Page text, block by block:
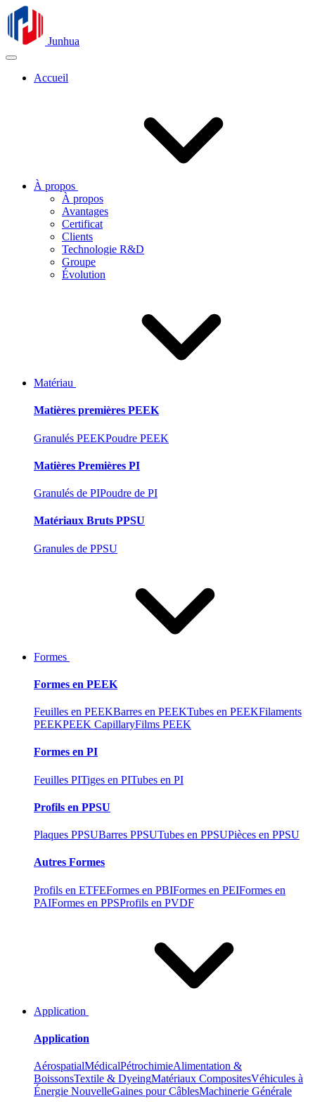
Junhua
Accueil
À propos
À propos
Avantages
Certificat
Clients
Technologie R&D
Groupe
Évolution
Matériau
Matières premières PEEK
Granulés PEEKPoudre PEEK
Matières Premières PI
Granulés de PIPoudre de PI
Matériaux Bruts PPSU
Granules de PPSU
Formes
Formes en PEEK
Feuilles en PEEKBarres en PEEKTubes en PEEKFilaments
PEEKPEEK CapillaryFilms PEEK
Formes en PI
Feuilles PITiges en PITubes en PI
Profils en PPSU
Plaques PPSUBarres PPSUTubes en PPSUPièces en PPSU
Autres Formes
Profils en ETFEFormes en PBIFormes en PEIFormes en
PAIFormes en PPSProfils en PVDF
Application
Application
AérospatialMédicalPétrochimieAlimentation &
BoissonsTextile & DyeingMatériaux CompositesVéhicules à
Énergie NouvelleGaines pour CâblesMachinerie Générale